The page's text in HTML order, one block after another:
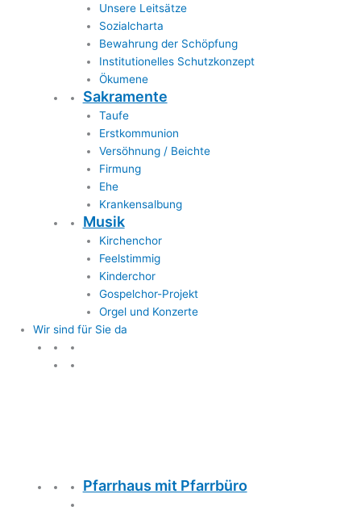
Unsere Leitsätze
Sozialcharta
Bewahrung der Schöpfung
Institutionelles Schutzkonzept
Ökumene
Sakramente
Taufe
Erstkommunion
Versöhnung / Beichte
Firmung
Ehe
Krankensalbung
Musik
Kirchenchor
Feelstimmig
Kinderchor
Gospelchor-Projekt
Orgel und Konzerte
Wir sind für Sie da
Pfarrhaus mit Pfarrbüro